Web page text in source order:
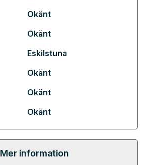
Okänt
Okänt
Eskilstuna
Okänt
Okänt
Okänt
Mer information